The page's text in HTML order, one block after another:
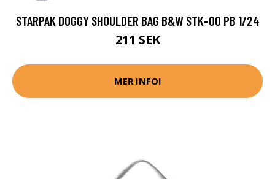
STARPAK DOGGY SHOULDER BAG B&W STK-00 PB 1/24
211 SEK
MER INFO!